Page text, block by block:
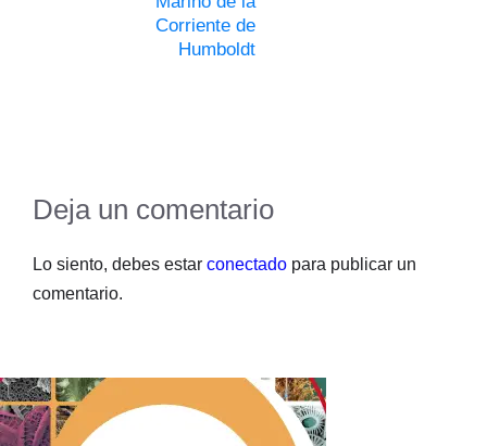
Corriente de
Humboldt
Deja un comentario
Lo siento, debes estar conectado para publicar un
comentario.